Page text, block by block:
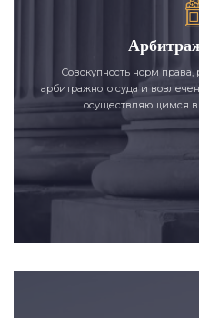
Совокупность норм
арбитражного суда и
осуществляющимся в